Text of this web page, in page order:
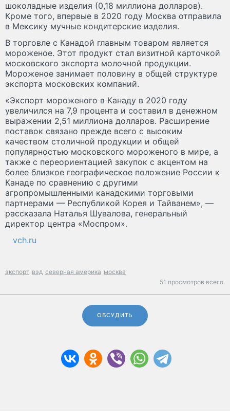
шоколадные изделия (0,18 миллиона долларов).
Кроме того, впервые в 2020 году Москва отправила
в Мексику мучные кондитерские изделия.
В торговле с Канадой главным товаром является
мороженое. Этот продукт стал визитной карточкой
московского экспорта молочной продукции.
Мороженое занимает половину в общей структуре
экспорта московских компаний.
«Экспорт мороженого в Канаду в 2020 году
увеличился на 7,9 процента и составил в денежном
выражении 2,51 миллиона долларов. Расширение
поставок связано прежде всего с высоким
качеством столичной продукции и общей
популярностью московского мороженого в мире, а
также с переориентацией закупок с акцентом на
более близкое географическое положение России к
Канаде по сравнению с другими
агропромышленными канадскими торговыми
партнерами — Республикой Корея и Тайванем», —
рассказала Наталья Шувалова, генеральный
директор центра «Моспром».
vch.ru
экспорт вэд северная америка москва
51 просмотров всего.
ОБСУДИТЬ